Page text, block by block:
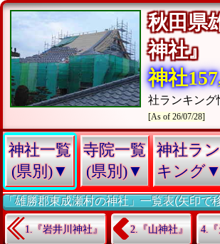
秋田県
神社
神社
社ランキン
[As of 26/07/28]
神社一覧
(県別)▼
寺院一覧
(県別)▼
神社ラン
キング▼
「雄勝郡東成瀬村の神社」一覧表(矢印で
1.『岩井川神社』 2.『山神社』 4.